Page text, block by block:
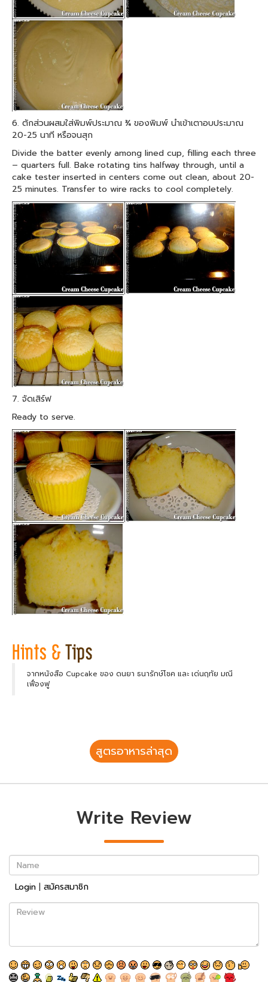
6. ตักส่วนผสมใส่พิมพ์ประมาณ ¾ ของพิมพ์ นำเข้าเตาอบประมาณ
20-25 นาที หรือจนสุก
Divide the batter evenly among lined cup, filling each three
– quarters full. Bake rotating tins halfway through, until a
cake tester inserted in centers come out clean, about 20-
25 minutes. Transfer to wire racks to cool completely.
7. จัดเสิร์ฟ
Ready to serve.
จากหนังสือ Cupcake ของ ดนยา ธนารักษ์โชค และ เด่นฤทัย มณี
เฟื่องฟู
สูตรอาหารล่าสุด
Write Review
Name
Login | สมัครสมาชิก
Review